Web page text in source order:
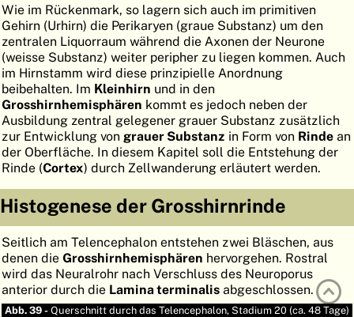
SUCHEN
HILFE
EN
Wie im Rückenmark, so lagern sich auch im primitiven
Gehirn (Urhirn) die Perikaryen (graue Substanz) um den
zentralen Liquorraum während die Axonen der Neurone
(weisse Substanz) weiter peripher zu liegen kommen. Auch
im Hirnstamm wird diese prinzipielle Anordnung
beibehalten. Im Kleinhirn und in den
Grosshirnhemisphären kommt es jedoch neben der
Ausbildung zentral gelegener grauer Substanz zusätzlich
zur Entwicklung von grauer Substanz in Form von Rinde an
der Oberfläche. In diesem Kapitel soll die Entstehung der
Rinde (Cortex) durch Zellwanderung erläutert werden.
Histogenese der Grosshirnrinde
Seitlich am Telencephalon entstehen zwei Bläschen, aus
denen die Grosshirnhemisphären hervorgehen. Rostral
wird das Neuralrohr nach Verschluss des Neuroporus
anterior durch die Lamina terminalis abgeschlossen.
Abb. 39 -Querschnitt durch das Telencephalon, Stadium 20 (ca. 48 Tage)